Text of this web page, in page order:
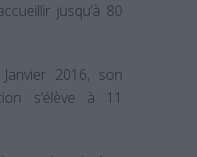
jusqu’à 80
2016, son
s’élève à 11